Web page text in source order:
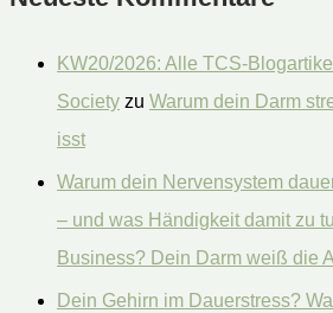
KW20/2026: Alle TCS-
Society zu Warum dein Darm
isst
Warum dein Nervensystem
– und was Händigkeit damit zu
Business? Dein Darm weiß die
Dein Gehirn im Dauerstress?